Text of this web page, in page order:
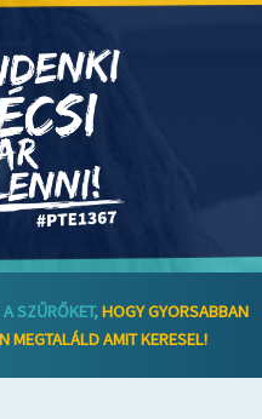
SZŰRŐKET,HOGY GYORSABBAN
MEGTALÁLD AMIT KERESEL!